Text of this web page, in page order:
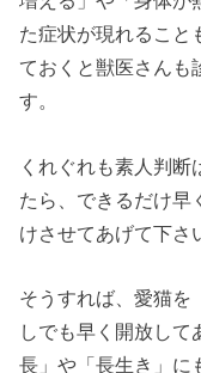
た症状が現れること
ておくと獣医さんも
す。
くれぐれも素人判断
たら、できるだけ早
けさせてあげて下さ
そうすれば、愛猫を
しでも早く開放して
長」や「長生き」に